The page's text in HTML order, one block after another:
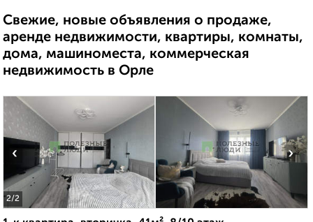
Свежие, новые объявления о продаже,
аренде недвижимости, квартиры, комнаты,
дома, машиноместа, коммерческая
недвижимость в Орле
2/2
‹ ›